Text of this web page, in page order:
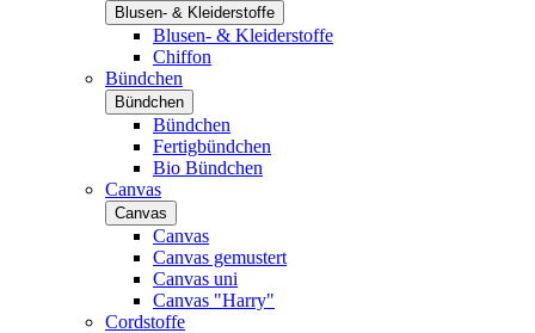
Blusen- & Kleiderstoffe
Blusen- & Kleiderstoffe
Chiffon
Bündchen
Bündchen
Bündchen
Fertigbündchen
Bio Bündchen
Canvas
Canvas
Canvas
Canvas gemustert
Canvas uni
Canvas "Harry"
Cordstoffe